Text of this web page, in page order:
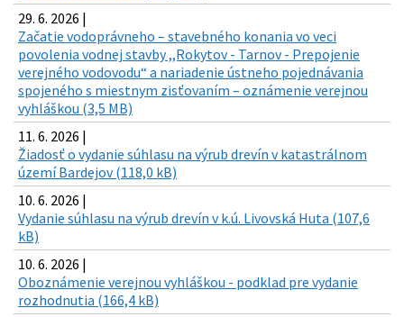
29. 6. 2026 |
Začatie vodoprávneho – stavebného konania vo veci
povolenia vodnej stavby ,,Rokytov - Tarnov - Prepojenie
verejného vodovodu“ a nariadenie ústneho pojednávania
spojeného s miestnym zisťovaním – oznámenie verejnou
vyhláškou (3,5 MB)
11. 6. 2026 |
Žiadosť o vydanie súhlasu na výrub drevín v katastrálnom
území Bardejov (118,0 kB)
10. 6. 2026 |
Vydanie súhlasu na výrub drevín v k.ú. Livovská Huta (107,6
kB)
10. 6. 2026 |
Oboznámenie verejnou vyhláškou - podklad pre vydanie
rozhodnutia (166,4 kB)